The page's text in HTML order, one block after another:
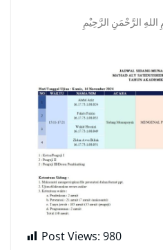
اللهِ الرَّحْمَنِ الرَّحِيْمِ
Post Views: 980